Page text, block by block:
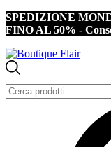
SPEDIZIONE
FINO AL 50% -
Cerca:
Iscriviti alla